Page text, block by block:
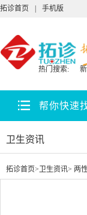
拓诊首页 手机版
热门搜索:
帮你快速
卫生资讯
拓诊首页> 卫生资讯> 两性